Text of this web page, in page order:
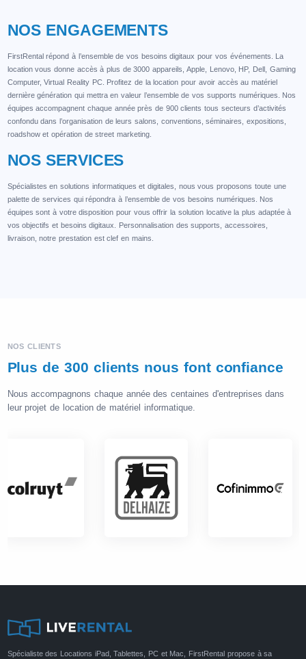
NOS ENGAGEMENTS
FirstRental répond à l’ensemble de vos besoins digitaux pour vos événements. La
location vous donne accès à plus de 3000 appareils, Apple, Lenovo, HP, Dell, Gaming
Computer, Virtual Reality PC. Profitez de la location pour avoir accès au matériel
dernière génération qui mettra en valeur l’ensemble de vos supports numériques. Nos
équipes accompagnent chaque année près de 900 clients tous secteurs d’activités
confondu dans l’organisation de leurs salons, conventions, séminaires, expositions,
roadshow et opération de street marketing.
NOS SERVICES
Spécialistes en solutions informatiques et digitales, nous vous proposons toute une
palette de services qui répondra à l’ensemble de vos besoins numériques. Nos
équipes sont à votre disposition pour vous offrir la solution locative la plus adaptée à
vos objectifs et besoins digitaux. Personnalisation des supports, accessoires,
livraison, notre prestation est clef en mains.
NOS CLIENTS
Plus de 300 clients nous font confiance
Nous accompagnons chaque année des centaines d'entreprises dans
leur projet de location de matériel informatique.
Spécialiste des Locations iPad, Tablettes, PC et Mac, FirstRental propose à sa